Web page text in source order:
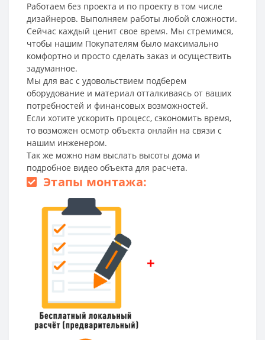
Работаем без проекта и по проекту в том числе
дизайнеров. Выполняем работы любой сложности.
Сейчас каждый ценит свое время. Мы стремимся,
чтобы нашим Покупателям было максимально
комфортно и просто сделать заказ и осуществить
задуманное.
Мы для вас с удовольствием подберем
оборудование и материал отталкиваясь от ваших
потребностей и финансовых возможностей.
Если хотите ускорить процесс, сэкономить время,
то возможен осмотр объекта онлайн на связи с
нашим инженером.
Так же можно нам выслать высоты дома и
подробное видео объекта для расчета.
Этапы монтажа:
+